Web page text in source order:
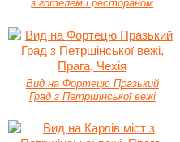
з готелем і рестораном
Вид на Фортецю Празький
Град з Петршінської вежі